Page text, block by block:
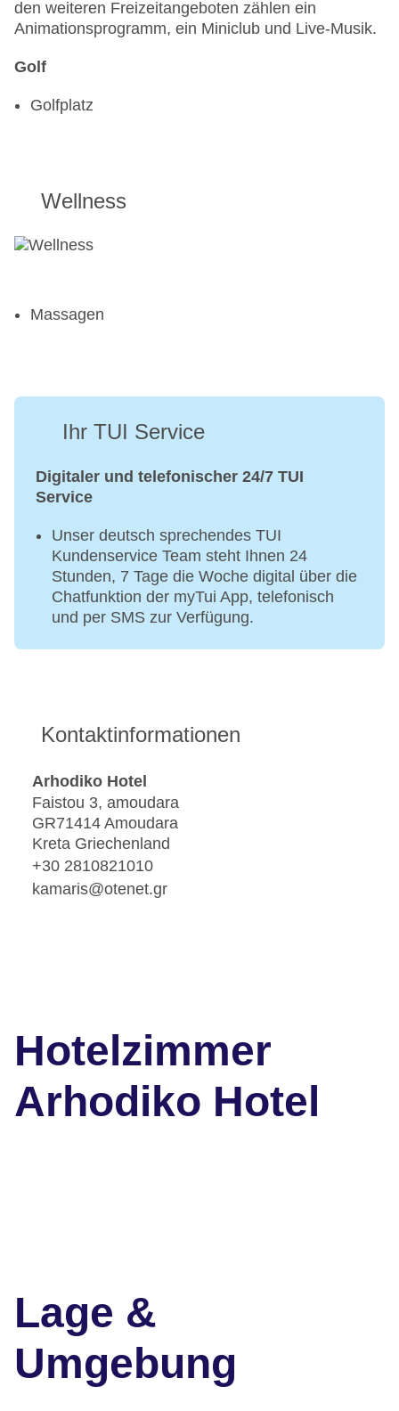
den weiteren Freizeitangeboten zählen ein
Animationsprogramm, ein Miniclub und Live-Musik.
Golf
Golfplatz
Wellness
Massagen
Ihr TUI Service
Digitaler und telefonischer 24/7 TUI
Service
Unser deutsch sprechendes TUI
Kundenservice Team steht Ihnen 24
Stunden, 7 Tage die Woche digital über die
Chatfunktion der myTui App, telefonisch
und per SMS zur Verfügung.
Kontaktinformationen
Arhodiko Hotel
Faistou 3, amoudara
GR71414 Amoudara
Kreta Griechenland
+30 2810821010
kamaris@otenet.gr
Hotelzimmer
Arhodiko Hotel
Lage &
Umgebung